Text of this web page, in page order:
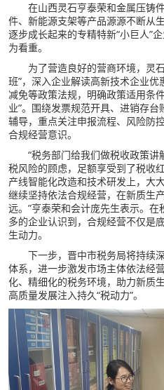
在山西灵石亨泰荣和金属压铸
件、新能源支架等产品源源不断从
逐步成长起来的专精特新“小巨人”
为看重。
为了营造良好的营商环境，灵
班”，深入企业解读高新技术企业
减免等政策法规，明确政策适用条
业”。围绕发票规范开具、进销存台
辅导，重点关注申报流程、风险防
合规经营意识。
“税务部门给我们做税收政策
税风险的顾虑，足额享受到了税收
产线智能化改造和技术研发上，大
继续坚持依法合规经营，在新质生
远。”亨泰荣和会计庞先生表示。
多的企业认识到，合规经营不仅是
生动力。
下一步，晋中市税务局将持续
体系，进一步激发市场主体依法经
化、精细化的税务环境，助力新质
高质量发展注入持久“税动力”。